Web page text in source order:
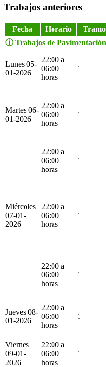
Trabajos anteriores
Fecha Horario Tramo
ⓘ Trabajos de Pavimentación
Lunes 05-
01-2026
22:00 a
06:00
horas
1
Martes 06-
01-2026
22:00 a
06:00
horas
1
22:00 a
06:00
horas
1
Miércoles
07-01-
2026
22:00 a
06:00
horas
1
22:00 a
06:00
horas
1
Jueves 08-
01-2026
22:00 a
06:00
horas
1
Viernes
09-01-
2026
22:00 a
06:00
horas
1